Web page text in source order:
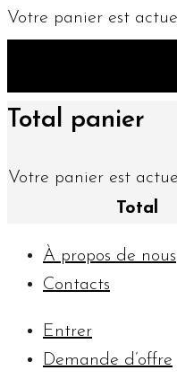
Votre panier est
Total panier
Votre panier est
Total
À propos de nous
Contacts
Entrer
Demande d’offre